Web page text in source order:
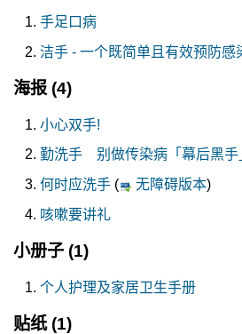
手足口病
洁手 - 一个既简单且有效预防感
海报 (4)
小心双手!
勤洗手 别做传染病「幕后黑手
何时应洗手 ( 无障碍版本)
咳嗽要讲礼
小册子 (1)
个人护理及家居卫生手册
贴纸 (1)